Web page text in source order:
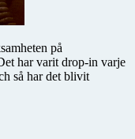
på
har varit drop-in varje
så har det blivit